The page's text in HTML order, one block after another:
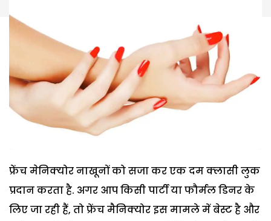
फ्रेंच मेनिक्‍योर नाखूनों को सजा कर एक दम क्‍लासी लुक
प्रदान करता है. अगर आप किसी पार्टी या फौर्मल डिनर के
लिए जा रही हैं, तो फ्रेंच मैनिक्योर इस मामले में बेस्ट है और